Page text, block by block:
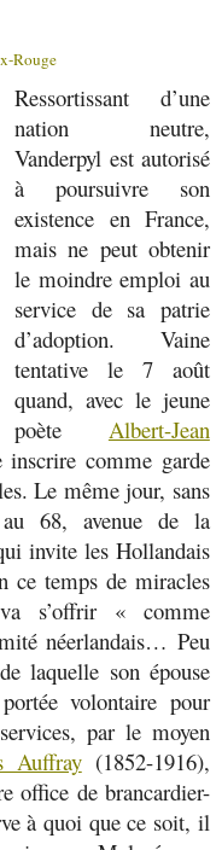
Rouge
Ressortissant d’une
nation neutre,
Vanderpyl est autorisé
à poursuivre son
existence en France,
mais ne peut obtenir
le moindre emploi au
service de sa patrie
d’adoption. Vaine
tentative le 7 août
quand, avec le jeune
poète Albert-Jean
comme garde
Le même jour, sans
68, avenue de la
invite les Hollandais
ce temps de miracles
s’offrir « comme
néerlandais… Peu
laquelle son épouse
volontaire pour
par le moyen
Auffray(1852-1916),
office de brancardier-
à quoi que ce soit, il